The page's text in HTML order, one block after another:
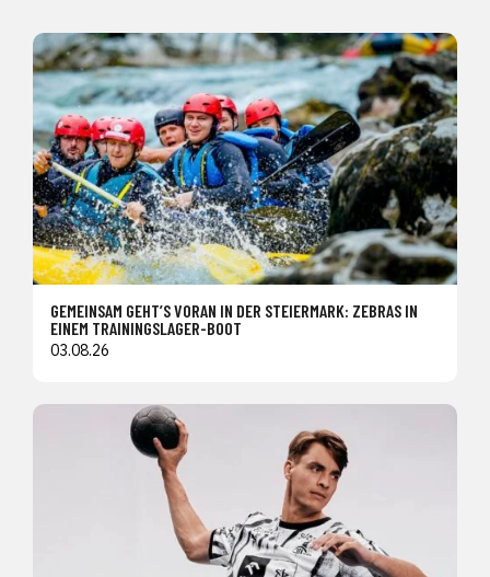
GEMEINSAM GEHT’S VORAN IN DER STEIERMARK: ZEBRAS IN
EINEM TRAININGSLAGER-BOOT
03.08.26